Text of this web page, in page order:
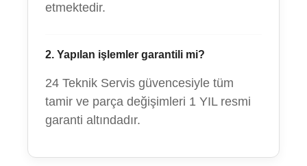
etmektedir.
2. Yapılan işlemler garantili mi?
24 Teknik Servis güvencesiyle tüm
tamir ve parça değişimleri 1 YIL resmi
garanti altındadır.